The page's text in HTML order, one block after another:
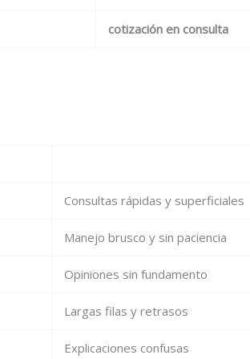
cotización en consulta
Consultas rápidas y superficiales
Manejo brusco y sin paciencia
Opiniones sin fundamento
Largas filas y retrasos
Explicaciones confusas